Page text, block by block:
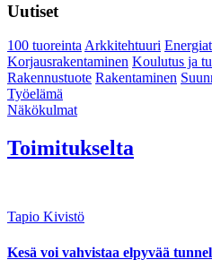
Uutiset
100 tuoreintaArkkitehtuuri
Korjausrakentaminen Koulutus ja
Rakennustuote Rakentaminen
Työelämä
Näkökulmat
Toimitukselta
Tapio Kivistö
Kesä voi vahvistaa elpyvää